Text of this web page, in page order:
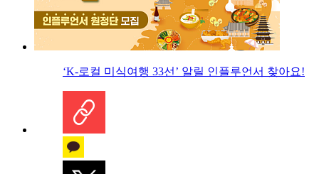
‘K-로컬 미식여행 33선’ 알릴 인플루언서 찾아요!